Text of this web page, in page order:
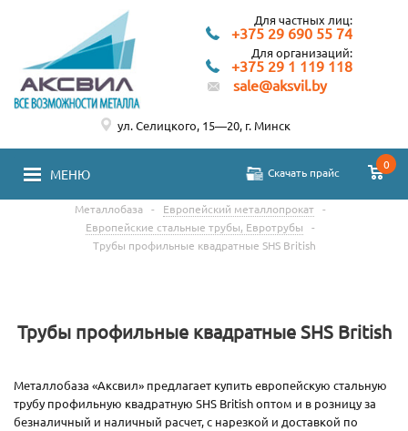
Для частных лиц:
+375 29 690 55 74
Для организаций:
+375 29 1 119 118
sale@aksvil.by
МЕНЮ Скачать прайс
0
ул. Селицкого, 15—20, г. Минск
Металлобаза - Европейский металлопрокат -
Европейские стальные трубы, Евротрубы
-
Трубы профильные квадратные SHS British
Трубы профильные квадратные SHS British
Металлобаза «Аксвил» предлагает купить европейскую стальную
трубу профильную квадратную SHS British оптом и в розницу за
безналичный и наличный расчет, с нарезкой и доставкой по